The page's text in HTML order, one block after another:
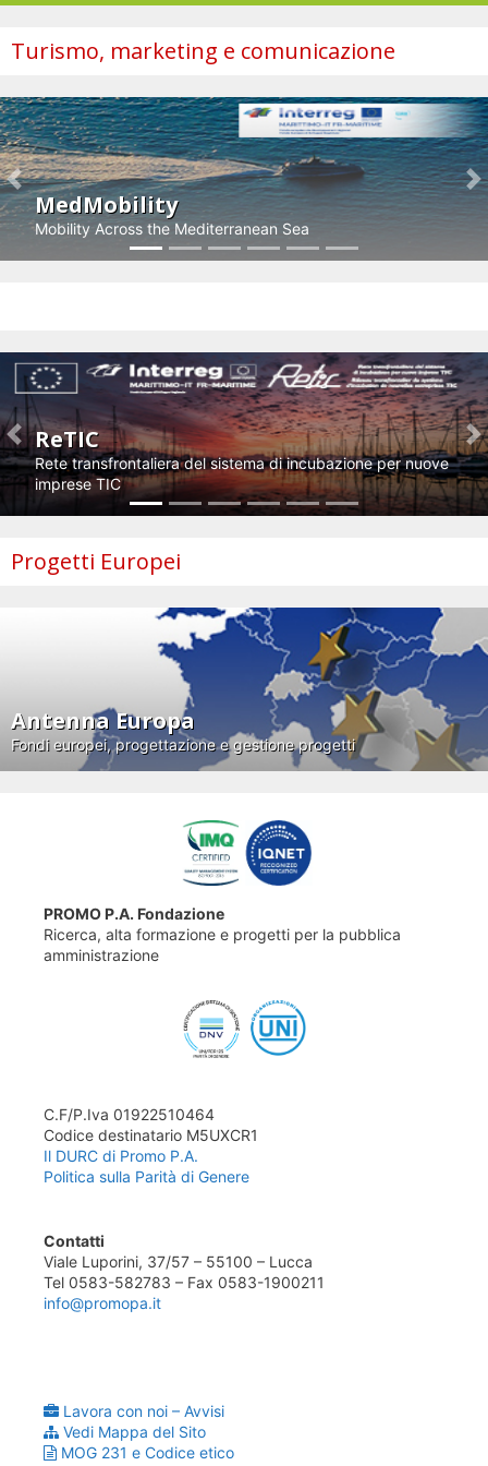
Turismo, marketing e comunicazione
MedMobility
Mobility Across the Mediterranean Sea
Previous
ReTIC
Rete transfrontaliera del sistema di incubazione per nuove
imprese TIC
Previous
Progetti Europei
Antenna Europa
Fondi europei, progettazione e gestione progetti
PROMO P.A. Fondazione
Ricerca, alta formazione e progetti per la pubblica
amministrazione
C.F/P.Iva 01922510464
Codice destinatario M5UXCR1
Il DURC di Promo P.A.
Politica sulla Parità di Genere
Contatti
Viale Luporini, 37/57 – 55100 – Lucca
Tel 0583-582783 – Fax 0583-1900211
info@promopa.it
Lavora con noi – Avvisi
Vedi Mappa del Sito
MOG 231 e Codice etico